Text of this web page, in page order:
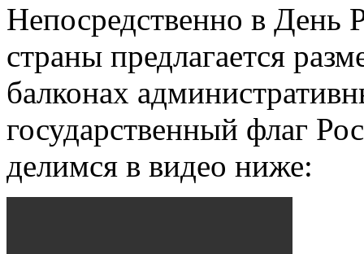
Непосредственно в День
страны предлагается
балконах
государственный флаг
делимся в видео ниже: